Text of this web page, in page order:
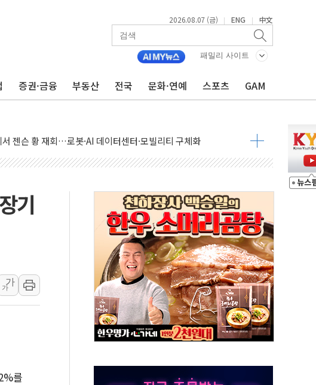
2026.08.07 (금) | ENG | 中文
패밀리 사이트
증권·금융 부동산 전국 문화·연예 스포츠 GAM
화하며 대부분 상승… "2분기 기업 순이익 21% 증가" 전망
모더나·아이온큐·도어대시↑ VS 샌디스크·피그마·앱러빈↓
성과급 반대…상법·자본시장법 개정 논의"
미사일 발사에 긴급 안보 점검회의
용 둔화·호르무즈 재개방 기대에 강세
에 실적 호조까지, 상승...호실적 보고 기업 상승세 뚜렷
우크라 민간인 '사파리' 공격… 시민들 공포감 극대화 전략
속 'DGC' 임시 주총 기대감에 홀로 상한가…마진 잔액은 사상 최고
융시장 레버리지 위험수위…숨은 차입이 더 큰 변수"
1명 중상…대응 1단계 진압 중
시간 손봐야, 경쟁상대 中과 비교해야"
…지역과 함께하는 '선봉'의 대민 봉사
콜롬비아에 새 안보 위기… 반군·마약카르텔이 습득해 전투 활용
기
가
가
를